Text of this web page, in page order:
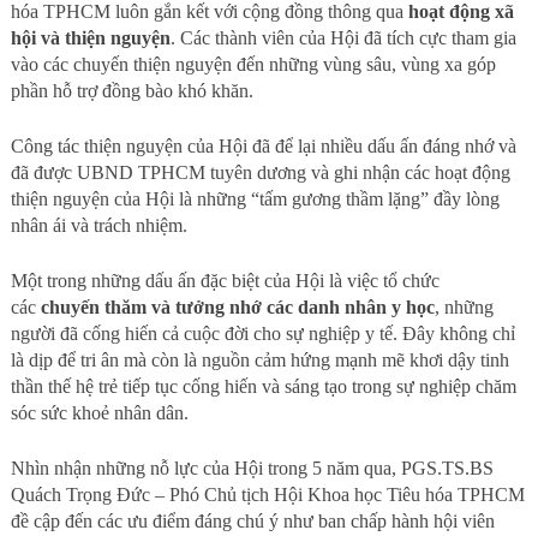
hóa TPHCM luôn gắn kết với cộng đồng thông qua hoạt động xã
hội và thiện nguyện. Các thành viên của Hội đã tích cực tham gia
vào các chuyến thiện nguyện đến những vùng sâu, vùng xa góp
phần hỗ trợ đồng bào khó khăn.
Công tác thiện nguyện của Hội đã để lại nhiều dấu ấn đáng nhớ và
đã được UBND TPHCM tuyên dương và ghi nhận các hoạt động
thiện nguyện của Hội là những “tấm gương thầm lặng” đầy lòng
nhân ái và trách nhiệm.
Một trong những dấu ấn đặc biệt của Hội là việc tổ chức
các chuyến thăm và tưởng nhớ các danh nhân y học, những
người đã cống hiến cả cuộc đời cho sự nghiệp y tế. Đây không chỉ
là dịp để tri ân mà còn là nguồn cảm hứng mạnh mẽ khơi dậy tinh
thần thế hệ trẻ tiếp tục cống hiến và sáng tạo trong sự nghiệp chăm
sóc sức khoẻ nhân dân.
Nhìn nhận những nỗ lực của Hội trong 5 năm qua, PGS.TS.BS
Quách Trọng Đức – Phó Chủ tịch Hội Khoa học Tiêu hóa TPHCM
đề cập đến các ưu điểm đáng chú ý như ban chấp hành hội viên